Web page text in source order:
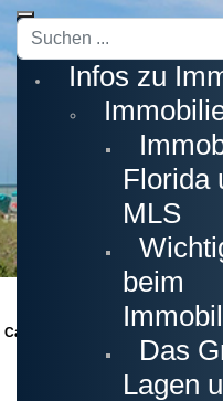
Erstklassige
Cape Coral | Fort Myers | Fort
Sanibel
Suchen
Infos zu
Florida
MLS
beim
Das
Lagen